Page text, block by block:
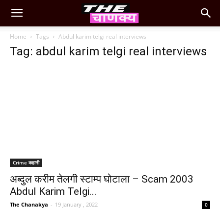
Home Tags Abdul karim telgi real interviews
Tag: abdul karim telgi real interviews
Crime कहानी
अब्दुल करीम तेलगी स्टाम्प घोटाला – Scam 2003
Abdul Karim Telgi...
The Chanakya - 19 January , 2022 0